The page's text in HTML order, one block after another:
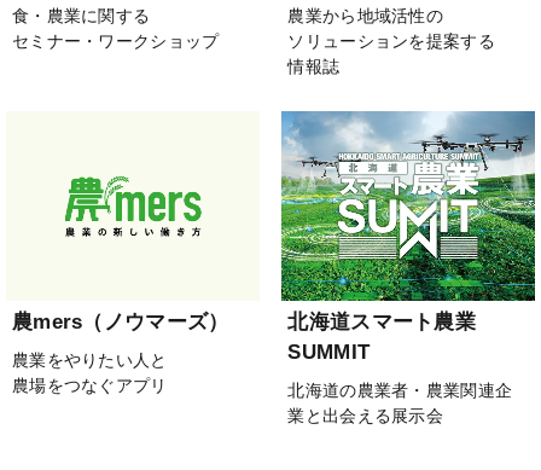
食・農業に関する
セミナー・ワークショップ
農業から地域活性の
ソリューションを提案する
情報誌
農mers（ノウマーズ）
農業をやりたい人と
農場をつなぐアプリ
北海道スマート農業
SUMMIT
北海道の農業者・農業関連企
業と出会える展示会